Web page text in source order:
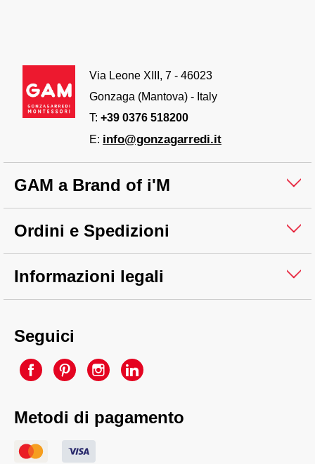
Via Leone XIII, 7 - 46023
Gonzaga (Mantova) - Italy
T: +39 0376 518200
E: info@gonzagarredi.it
GAM a Brand of i'M
Ordini e Spedizioni
Informazioni legali
Seguici
Metodi di pagamento